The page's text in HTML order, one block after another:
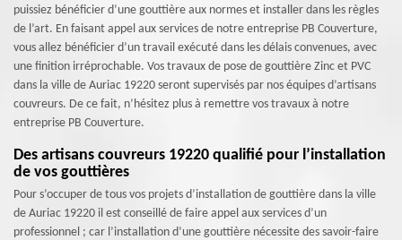
puissiez bénéficier d’une gouttière aux normes et installer dans les règles
de l’art. En faisant appel aux services de notre entreprise PB Couverture,
vous allez bénéficier d’un travail exécuté dans les délais convenues, avec
une finition irréprochable. Vos travaux de pose de gouttière Zinc et PVC
dans la ville de Auriac 19220 seront supervisés par nos équipes d’artisans
couvreurs. De ce fait, n’hésitez plus à remettre vos travaux à notre
entreprise PB Couverture.
Des artisans couvreurs 19220 qualifié pour l’installation
de vos gouttières
Pour s’occuper de tous vos projets d’installation de gouttière dans la ville
de Auriac 19220 il est conseillé de faire appel aux services d’un
professionnel ; car l’installation d’une gouttière nécessite des savoir-faire